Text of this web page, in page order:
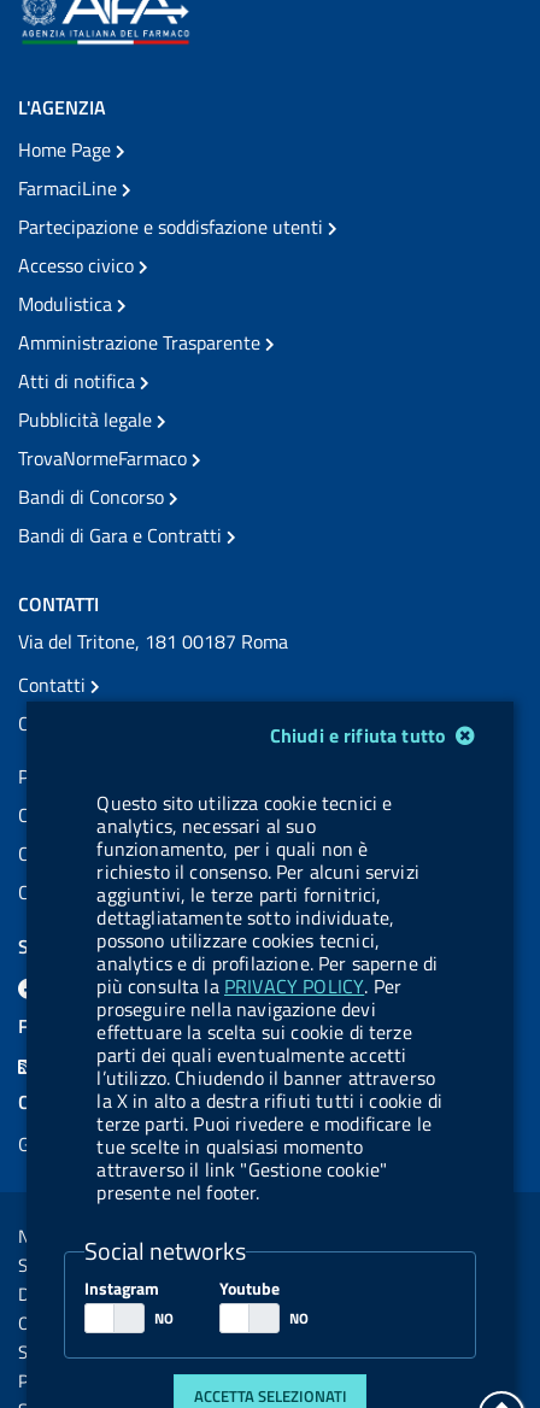
Chiudi e rifiuta tutto
Questo sito utilizza cookie tecnici e
analytics, necessari al suo
funzionamento, per i quali non è
richiesto il consenso. Per alcuni servizi
aggiuntivi, le terze parti fornitrici,
dettagliatamente sotto individuate,
possono utilizzare cookies tecnici,
analytics e di profilazione. Per saperne di
più consulta la PRIVACY POLICY. Per
proseguire nella navigazione devi
effettuare la scelta sui cookie di terze
parti dei quali eventualmente accetti
l’utilizzo. Chiudendo il banner attraverso
la X in alto a destra rifiuti tutti i cookie di
terze parti. Puoi rivedere e modificare le
tue scelte in qualsiasi momento
attraverso il link "Gestione cookie"
presente nel footer.
Social networks
Instagram Youtube
ACCETTA SELEZIONATI
L'AGENZIA
Home Page
FarmaciLine
Partecipazione e soddisfazione utenti
Accesso civico
Modulistica
Amministrazione Trasparente
Atti di notifica
Pubblicità legale
TrovaNormeFarmaco
Bandi di Concorso
Bandi di Gara e Contratti
CONTATTI
Via del Tritone, 181 00187 Roma
Contatti
Contatti PEC
Partita IVA: 08703841000
Codice Fiscale: 97345810580
Codice IPA AIFA: aifa_rm
Codice IPA UCB: UFE1TR
SEGUICI SU
l
a
b
e
l
.
b
t
t
o
n
X
B
l
u
e
s
k
y
Y
o
u
t
u
b
e
l
a
b
e
l
.
b
t
t
o
n
.
FEED RSS
COOKIES
Gestione cookie
Sezione Link Utili
Note legali
Social Media Policy
Dichiarazione di accessibilità
Obiettivi di accessibilità
Statistiche sito
Privacy